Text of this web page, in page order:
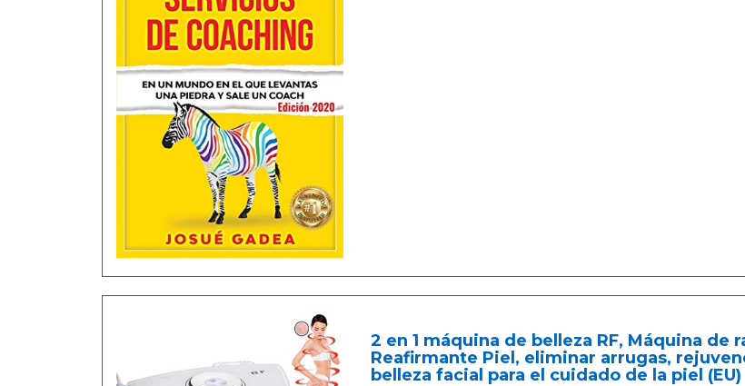
2 en 1 máquina de belleza RF, Máquina
Reafirmante Piel, eliminar arrugas,
belleza facial para el cuidado de la piel (EU)